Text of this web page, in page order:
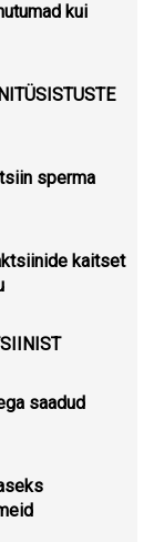
kui
sperma
kaitset
saadud